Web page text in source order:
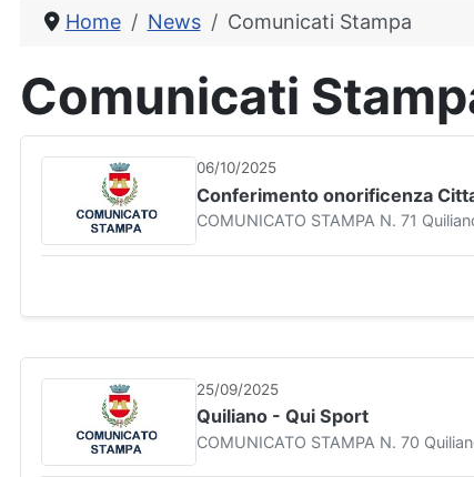
Home News Comunicati Stampa
Comunicati
06/10/2025
Conferimento onorificenza
COMUNICATO STAMPA N. 71
25/09/2025
Quiliano - Qui Sport
COMUNICATO STAMPA N. 70